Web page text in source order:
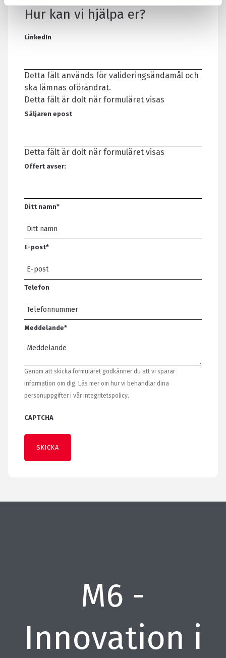
Hur kan vi hjälpa er?
LinkedIn
Detta fält används för valideringsändamål och
ska lämnas oförändrat.
Detta fält är dolt när formuläret visas
Säljaren epost
Detta fält är dolt när formuläret visas
Offert avser:
Ditt namn*
E-post*
Telefon
Meddelande*
Genom att skicka formuläret godkänner du att vi sparar
information om dig. Läs mer om hur vi behandlar dina
personuppgifter i vår integritetspolicy.
CAPTCHA
M6 -
Innovation i